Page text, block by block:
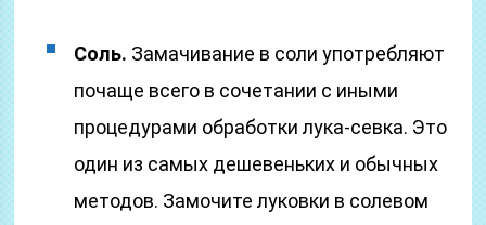
Соль. Замачивание в соли употребляют
почаще всего в сочетании с иными
процедурами обработки лука-севка. Это
один из самых дешевеньких и обычных
методов. Замочите луковки в солевом